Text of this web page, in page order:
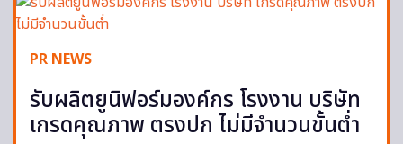
PR NEWS
รับผลิตยูนิฟอร์มองค์กร โรงงาน บริษัท
เกรดคุณภาพ ตรงปก ไม่มีจำนวนขั้นต่ำ